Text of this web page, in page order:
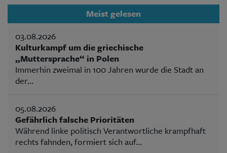
Meist gelesen
03.08.2026
Kulturkampf um die griechische
„Muttersprache“ in Polen
Immerhin zweimal in 100 Jahren wurde die Stadt an
der...
05.08.2026
Gefährlich falsche Prioritäten
Während linke politisch Verantwortliche krampfhaft
rechts fahnden, formiert sich auf...